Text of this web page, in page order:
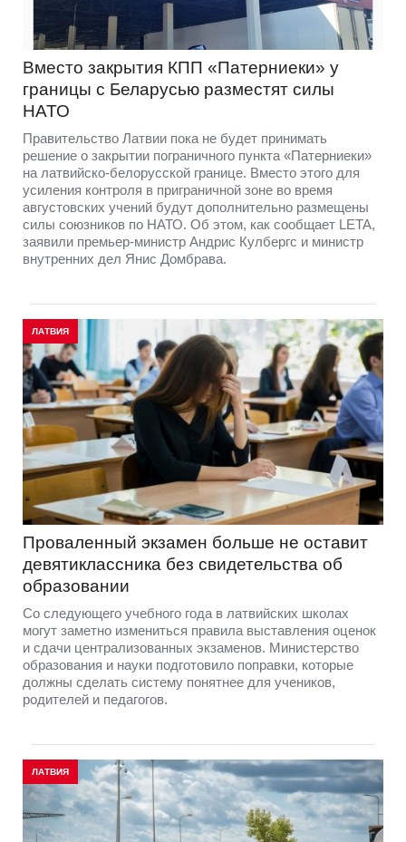
Вместо закрытия КПП «Патерниеки» у
границы с Беларусью разместят силы
НАТО
Правительство Латвии пока не будет принимать
решение о закрытии пограничного пункта «Патерниеки»
на латвийско-белорусской границе. Вместо этого для
усиления контроля в приграничной зоне во время
августовских учений будут дополнительно размещены
силы союзников по НАТО. Об этом, как сообщает LETA,
заявили премьер-министр Андрис Кулбергс и министр
внутренних дел Янис Домбрава.
ЛАТВИЯ
Проваленный экзамен больше не оставит
девятиклассника без свидетельства об
образовании
Со следующего учебного года в латвийских школах
могут заметно измениться правила выставления оценок
и сдачи централизованных экзаменов. Министерство
образования и науки подготовило поправки, которые
должны сделать систему понятнее для учеников,
родителей и педагогов.
ЛАТВИЯ